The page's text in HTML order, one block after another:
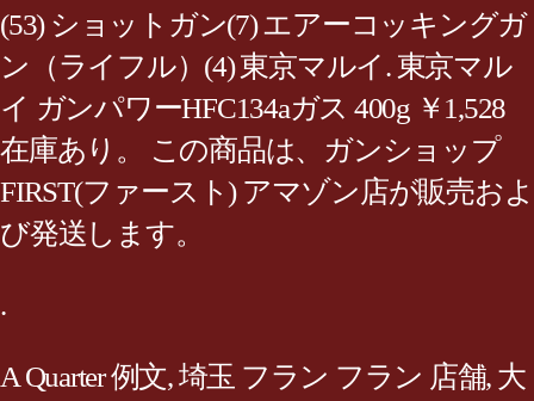
(53) ショットガン(7) エアーコッキングガ
ン（ライフル）(4) 東京マルイ. 東京マル
イ ガンパワーHFC134aガス 400g ￥1,528
在庫あり。 この商品は、ガンショップ
FIRST(ファースト) アマゾン店が販売およ
び発送します。
.
A Quarter 例文,埼玉 フラン フラン 店舗, 大